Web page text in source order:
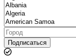
Подписаться